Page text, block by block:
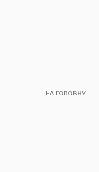
НА ГОЛОВНУ